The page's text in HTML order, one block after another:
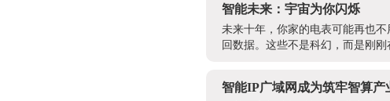
智能未来：宇宙为你闪烁
未来十年，你家的电表可能再也
回数据。这些不是科幻，而是刚
智能IP广域网成为筑牢智算